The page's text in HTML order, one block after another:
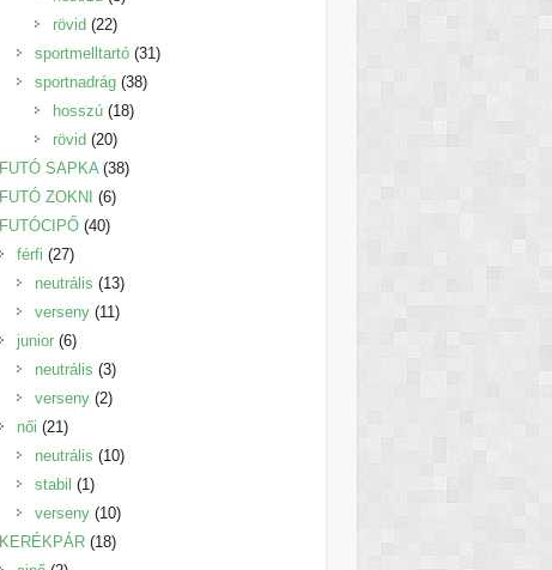
rövid 2222
termék
sportmelltartó 3131
sportnadrág 3838
hosszú 1818
rövid 2020
termék
FUTÓ SAPKA 3838
FUTÓ ZOKNI 66
FUTÓCIPŐ 4040
férfi 2727
termék
neutrális 1313
termék
verseny 1111
junior 66
termék
neutrális 33
termék
verseny 22
női 2121
termék
neutrális 1010
stabil 11
termék
verseny 1010
termék
KERÉKPÁR 1818